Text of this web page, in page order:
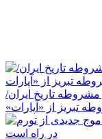
تاریخ ایران/
تبریز از «آپارات»